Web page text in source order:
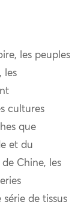
les peuples
les
cultures
que
et du
Chine, les
de tissus